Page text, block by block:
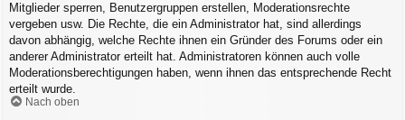
Mitglieder sperren, Benutzergruppen erstellen, Moderationsrechte
vergeben usw. Die Rechte, die ein Administrator hat, sind allerdings
davon abhängig, welche Rechte ihnen ein Gründer des Forums oder ein
anderer Administrator erteilt hat. Administratoren können auch volle
Moderationsberechtigungen haben, wenn ihnen das entsprechende Recht
erteilt wurde.
Nach oben